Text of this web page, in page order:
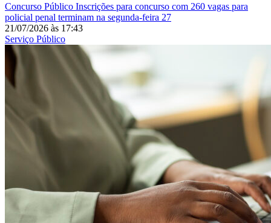
Concurso Público Inscrições para concurso com 260 vagas para
policial penal terminam na segunda-feira 27
21/07/2026 às 17:43
Serviço Público